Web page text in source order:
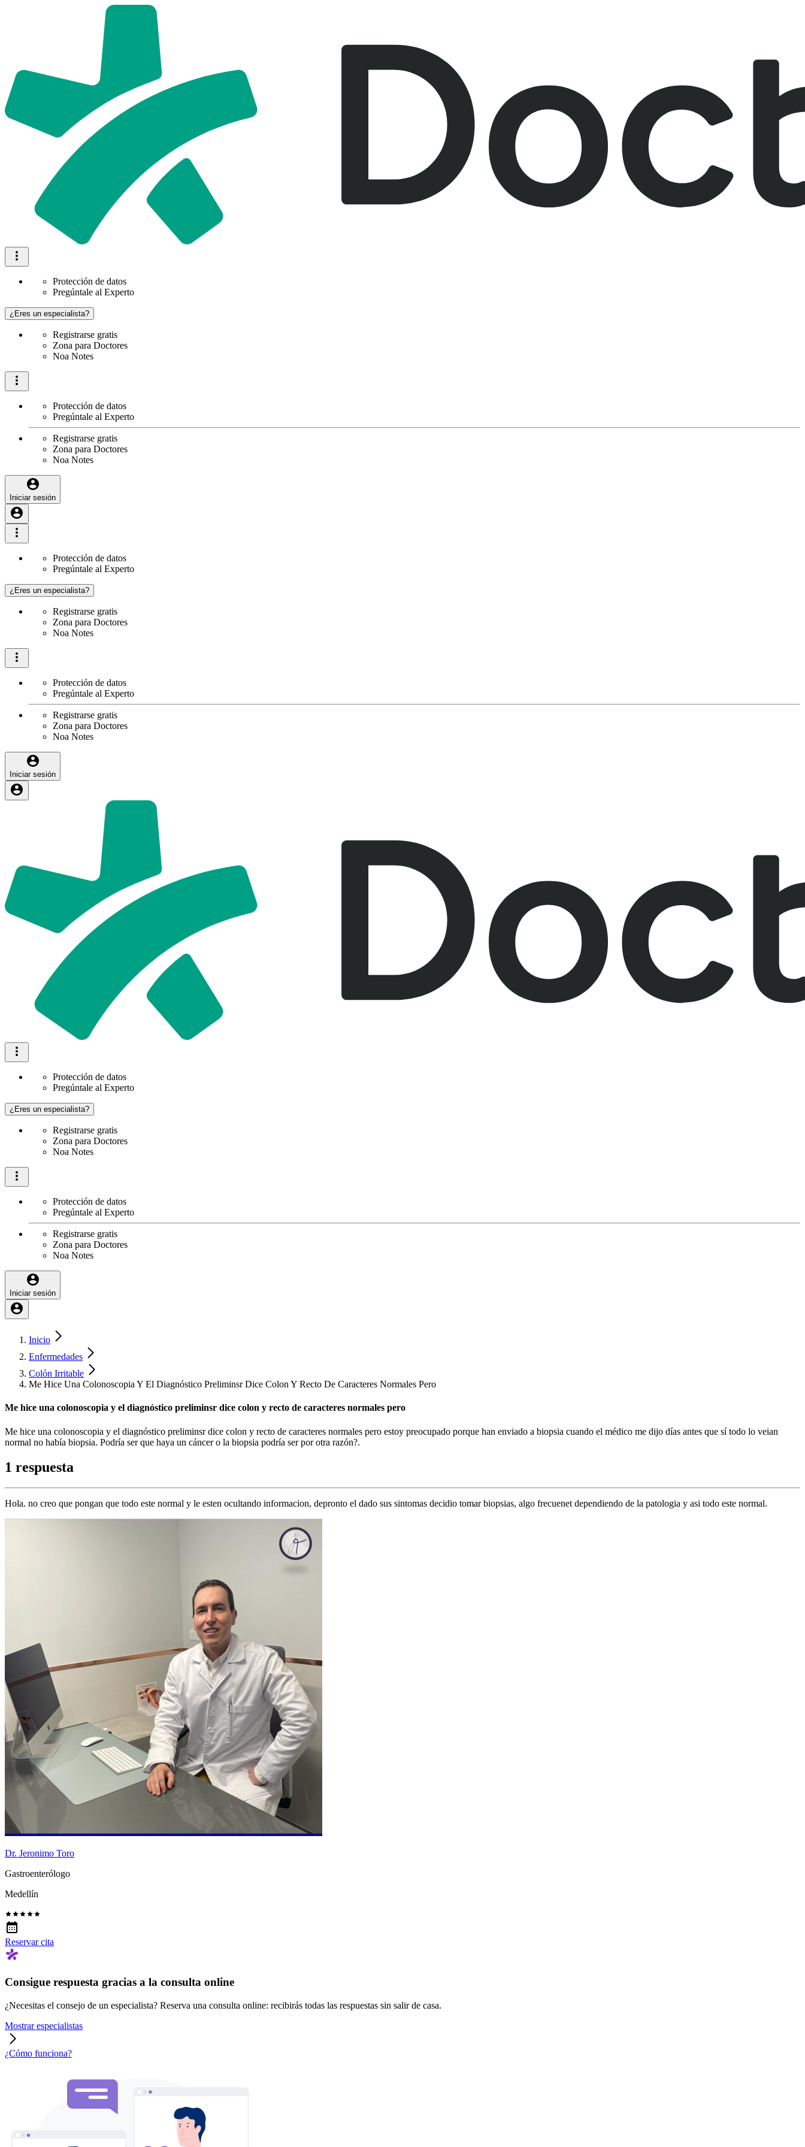
Protección de datos
Pregúntale al Experto
¿Eres un especialista?
Registrarse gratis
Zona para Doctores
Noa Notes
Protección de datos
Pregúntale al Experto
Registrarse gratis
Zona para Doctores
Noa Notes
Iniciar sesión
Protección de datos
Pregúntale al Experto
¿Eres un especialista?
Registrarse gratis
Zona para Doctores
Noa Notes
Protección de datos
Pregúntale al Experto
Registrarse gratis
Zona para Doctores
Noa Notes
Iniciar sesión
Protección de datos
Pregúntale al Experto
¿Eres un especialista?
Registrarse gratis
Zona para Doctores
Noa Notes
Protección de datos
Pregúntale al Experto
Registrarse gratis
Zona para Doctores
Noa Notes
Iniciar sesión
Inicio
Enfermedades
Colón Irritable
Me Hice Una Colonoscopia Y El Diagnóstico Preliminsr Dice Colon Y Recto De Caracteres Normales Pero
Me hice una colonoscopia y el diagnóstico preliminsr dice colon y recto de caracteres normales pero
Me hice una colonoscopia y el diagnóstico preliminsr dice colon y recto de caracteres normales pero estoy preocupado porque han enviado a biopsia cuando el médico me dijo días antes que sí todo lo veian
normal no había biopsia. Podría ser que haya un cáncer o la biopsia podría ser por otra razón?.
1 respuesta
Hola. no creo que pongan que todo este normal y le esten ocultando informacion, depronto el dado sus sintomas decidio tomar biopsias, algo frecuenet dependiendo de la patologia y asi todo este normal.
Dr. Jeronimo Toro
Gastroenterólogo
Medellín
Reservar cita
Consigue respuesta gracias a la consulta online
¿Necesitas el consejo de un especialista? Reserva una consulta online: recibirás todas las respuestas sin salir de casa.
Mostrar especialistas
¿Cómo funciona?